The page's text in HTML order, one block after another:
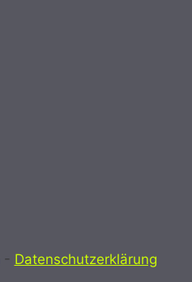
- Datenschutzerklärung